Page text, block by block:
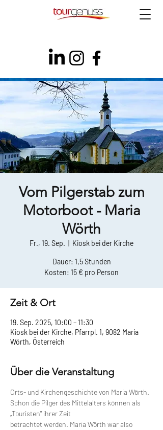
Vom Pilgerstab zum
Motorboot - Maria
Wörth
Fr., 19. Sep. Kiosk bei der Kirche
Dauer: 1,5 Stunden
Kosten: 15 € pro Person
Zeit & Ort
19. Sep. 2025, 10:00 – 11:30
Kiosk bei der Kirche, Pfarrpl. 1, 9082 Maria
Wörth, Österreich
Über die Veranstaltung
Orts- und Kirchengeschichte von Maria Wörth.
Schon die Pilger des Mittelalters können als
„Touristen" ihrer Zeit
betrachtet werden. Maria Wörth war also